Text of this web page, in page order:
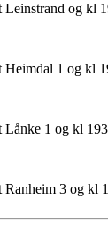
og kl
1 og kl
1 og kl
3 og kl